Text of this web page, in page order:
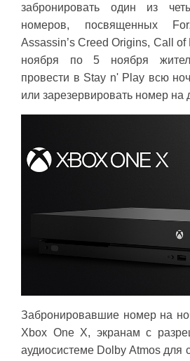
забронировать один из
номеров, посвященных
Assassin’s Creed Origins, Call
ноября по 5 ноября
провести в Stay n' Play всю
или зарезервировать номер на
Забронировавшие номер на
Xbox One X, экранам с
аудиосистеме Dolby Atmos для